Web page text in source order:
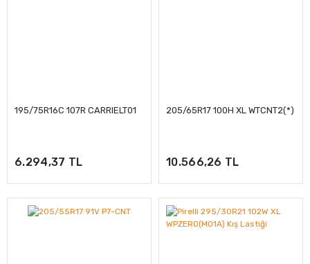
195/75R16C 107R CARRIELT01
6.294,37 TL
205/65R17 100H XL WTCNT2(*)
10.566,26 TL